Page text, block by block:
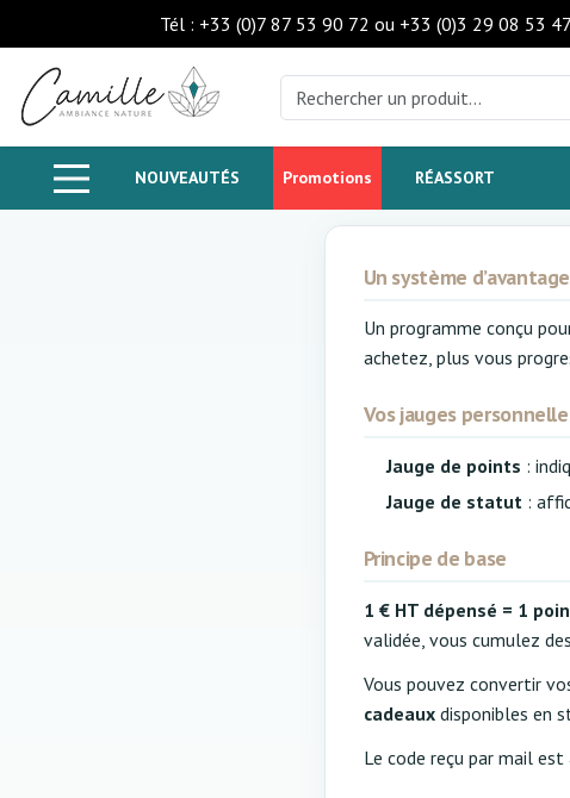
Tél : +33 (0)7 87 53 90 72 ou +33 (0)3 29 08 53
NOUVEAUTÉS Promotions RÉASSORT
Un système
Un programme conçu
achetez, plus vous
Vos jauges
Jauge de points :
Jauge de statut:
Principe de base
1 € HT dépensé = 1
validée, vous cumulez
Vous pouvez convertir
cadeauxdisponibles en
Le code reçu par mail